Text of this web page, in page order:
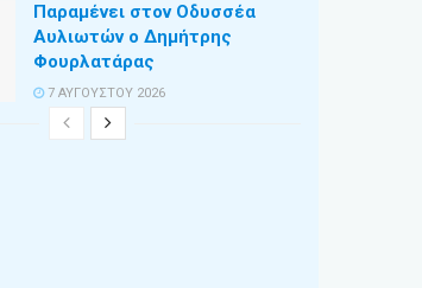
Παραμένει στον Οδυσσέα
Αυλιωτών ο Δημήτρης
Φουρλατάρας
7 ΑΥΓΟΎΣΤΟΥ 2026